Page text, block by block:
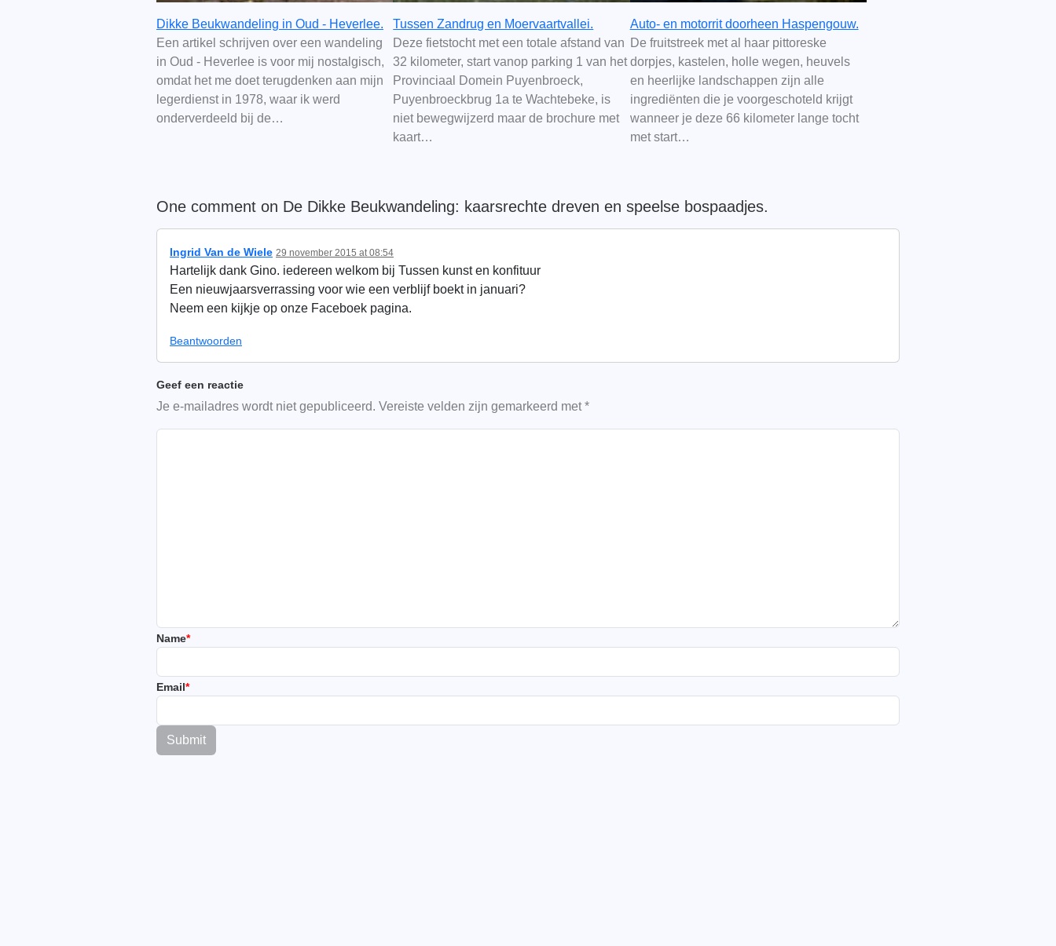
Dikke Beukwandeling in Oud - Heverlee.
Een artikel schrijven over een wandeling
in Oud - Heverlee is voor mij nostalgisch,
omdat het me doet terugdenken aan mijn
legerdienst in 1978, waar ik werd
onderverdeeld bij de…
Tussen Zandrug en Moervaartvallei.
Deze fietstocht met een totale afstand van
32 kilometer, start vanop parking 1 van het
Provinciaal Domein Puyenbroeck,
Puyenbroeckbrug 1a te Wachtebeke, is
niet bewegwijzerd maar de brochure met
kaart…
Auto- en motorrit doorheen Haspengouw.
De fruitstreek met al haar pittoreske
dorpjes, kastelen, holle wegen, heuvels
en heerlijke landschappen zijn alle
ingrediënten die je voorgeschoteld krijgt
wanneer je deze 66 kilometer lange tocht
met start…
One comment on De Dikke Beukwandeling: kaarsrechte dreven en speelse bospaadjes.
Ingrid Van de Wiele 29 november 2015 at 08:54
Hartelijk dank Gino. iedereen welkom bij Tussen kunst en konfituur
Een nieuwjaarsverrassing voor wie een verblijf boekt in januari?
Neem een kijkje op onze Faceboek pagina.
Beantwoorden
Geef een reactie
Je e-mailadres wordt niet gepubliceerd. Vereiste velden zijn gemarkeerd met*
Name*
Email*